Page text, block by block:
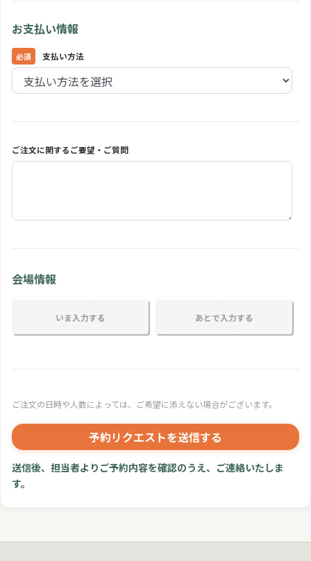
お支払い情報
支払い方法
ご注文に関するご要望・ご質問
会場情報
いま入力する あとで入力する
ご注文の日時や人数によっては、ご希望に添えない場合がございます。
予約リクエストを送信する
送信後、担当者よりご予約内容を確認のうえ、ご連絡いたしま
す。